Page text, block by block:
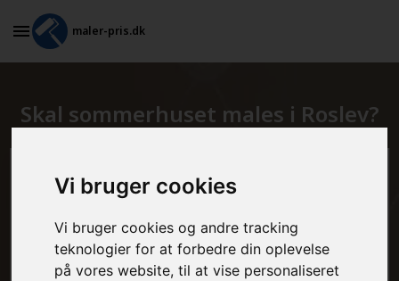
Vi bruger cookies
Vi bruger cookies og andre tracking
teknologier for at forbedre din oplevelse
på vores website, til at vise personaliseret
maler-pris.dk
Skal sommerhuset males i Roslev?
Beregn prisen her
MALEROPGAVER - INDVENDIGT: